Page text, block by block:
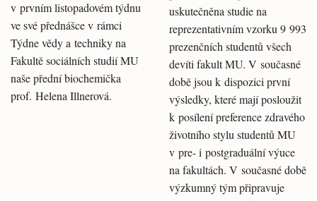
v prvním listopadovém týdnu
ve své přednášce v rámci
Týdne vědy a techniky na
Fakultě sociálních studií MU
naše přední biochemička
prof. Helena Illnerová.
uskutečněna studie na
reprezentativním vzorku 9 993
prezenčních studentů všech
devíti fakult MU. V současné
době jsou k dispozici první
výsledky, které mají posloužit
k posílení preference zdravého
životního stylu studentů MU
v pre- i postgraduální výuce
na fakultách. V současné době
výzkumný tým připravuje